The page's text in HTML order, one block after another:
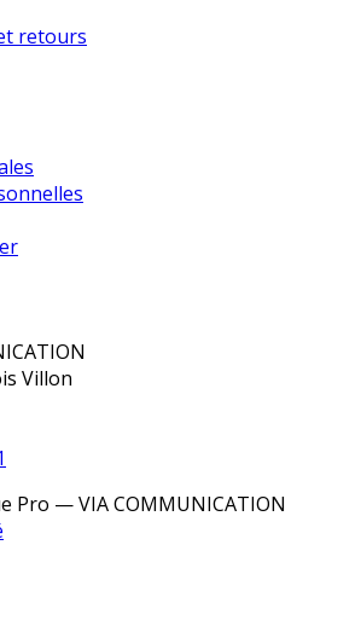
retours
Villon
Pro — VIA COMMUNICATION